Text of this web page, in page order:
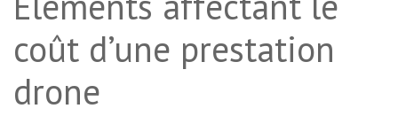
coût d’une prestation
drone